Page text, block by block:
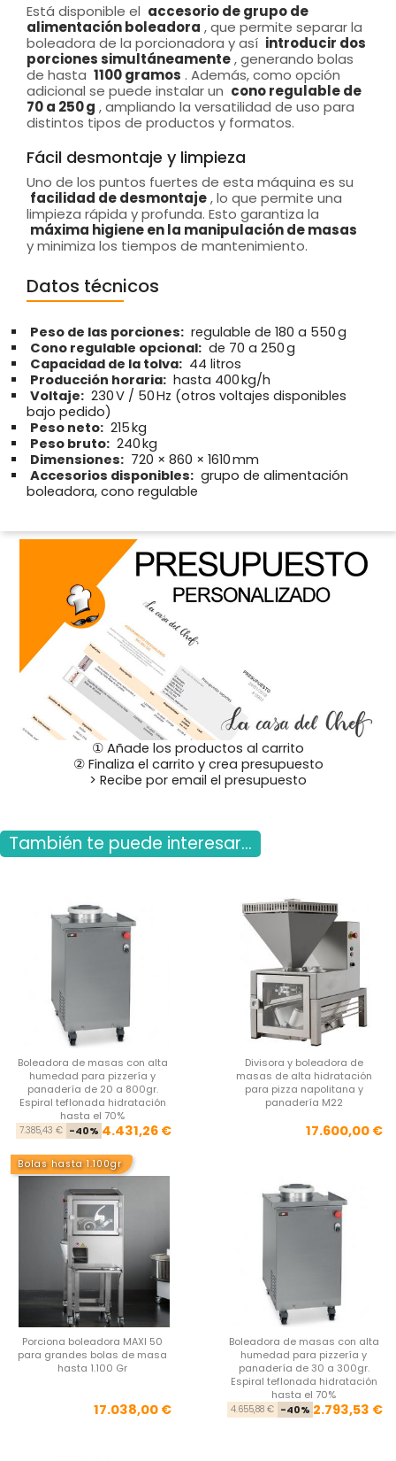
Está disponible el accesorio de grupo de
alimentación boleadora , que permite separar la
boleadora de la porcionadora y así introducir dos
porciones simultáneamente, generando bolas
de hasta 1100 gramos . Además, como opción
adicional se puede instalar un cono regulable de
70 a 250 g , ampliando la versatilidad de uso para
distintos tipos de productos y formatos.
Fácil desmontaje y limpieza
Uno de los puntos fuertes de esta máquina es su
facilidad de desmontaje, lo que permite una
limpieza rápida y profunda. Esto garantiza la
máxima higiene en la manipulación de masas
y minimiza los tiempos de mantenimiento.
Datos técnicos
Peso de las porciones: regulable de 180 a 550 g
Cono regulable opcional: de 70 a 250 g
Capacidad de la tolva: 44 litros
Producción horaria: hasta 400 kg/h
Voltaje: 230 V / 50 Hz (otros voltajes disponibles
bajo pedido)
Peso neto: 215 kg
Peso bruto: 240 kg
Dimensiones: 720 × 860 × 1610 mm
Accesorios disponibles: grupo de alimentación
boleadora, cono regulable
① Añade los productos al carrito
② Finaliza el carrito y crea presupuesto
> Recibe por email el presupuesto
También te puede interesar...
Boleadora de masas con alta
humedad para pizzería y
panadería de 20 a 800gr.
Espiral teflonada hidratación
hasta el 70%
Precio base
7.385,43 € -40% Precio
4.431,26 €
Divisora y boleadora de
masas de alta hidratación
para pizza napolitana y
panadería M22
17.600,00 €
Bolas hasta 1.100gr
Porciona boleadora MAXI 50
para grandes bolas de masa
hasta 1.100 Gr
Precio
17.038,00 €
Boleadora de masas con alta
humedad para pizzería y
panadería de 30 a 300gr.
Espiral teflonada hidratación
hasta el 70%
4.655,88 € -40% 2.793,53 €